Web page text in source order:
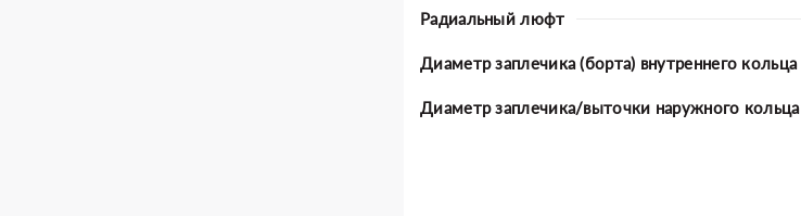
Радиальный люфт
Диаметр заплечика (борта) внутреннего кольца
Диаметр заплечика/выточки наружного кольца